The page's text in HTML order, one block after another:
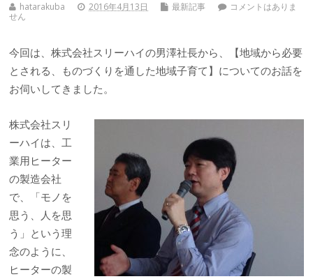
hatarakuba 2016年4月13日 最新記事
コメントはありま
せん
今回は、株式会社スリーハイの男澤社長から、【地域から必要
とされる、ものづくりを通した地域子育て】についてのお話を
お伺いしてきました。
株式会社スリ
ーハイは、工
業用ヒーター
の製造会社
で、「モノを
思う、人を思
う」という理
念のように、
ヒーターの製